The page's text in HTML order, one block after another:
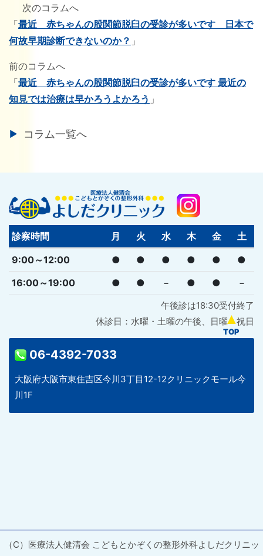
次のコラムへ
「最近 赤ちゃんの股関節脱臼の受診が多いです 日本で
何故早期診断できないのか？ 」
前のコラムへ
「最近 赤ちゃんの股関節脱臼の受診が多いです 最近の
知見では治療は早かろうよかろう 」
コラム一覧へ
診察時間 月 火 水 木 金
土
9:00～12:00
● ● ● ● ●
●
16:00～19:00
● ● － ● ● －
午後診は18:30受付終了
休診日：水曜・土曜の午後、日曜・祝日
06-4392-7033
大阪府大阪市東住吉区今川3丁目12-12クリニックモール今
川1F
（C）医療法人健清会 こどもとかぞくの整形外科よしだクリニッ